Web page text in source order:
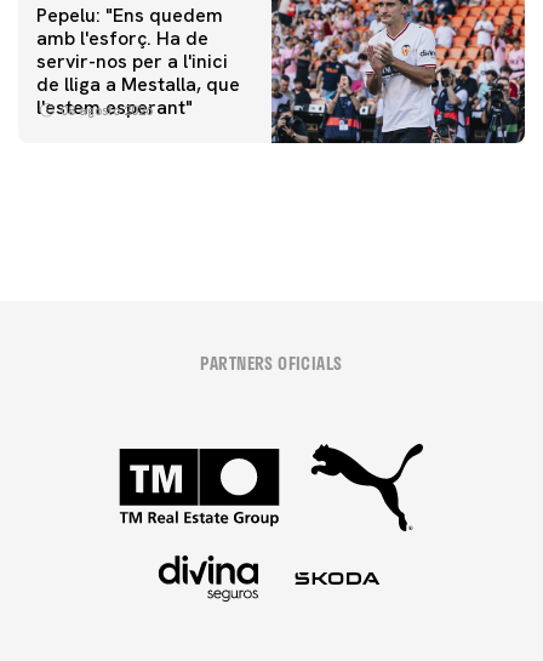
Pepelu: "Ens quedem
amb l'esforç. Ha de
servir-nos per a l'inici
de lliga a Mestalla, que
l'estem esperant"
08 agosto 2026
PRIMER EQUIP
📸 #ValenciaNUFC
PRIMER EQUIP
MESTALLA 📍
PARTNERS OFICIALS